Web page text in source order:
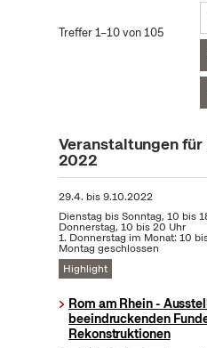
Treffer 1–10 von 105
Veranstaltungen
2022
29.4. bis9.10.2022
Dienstag bis Sonntag, 10 bis
Donnerstag, 10 bis 20 Uhr
1. Donnerstag im Monat: 10
Montag geschlossen
Highlight
Rom am Rhein -
beeindruckenden
Rekonstruktionen